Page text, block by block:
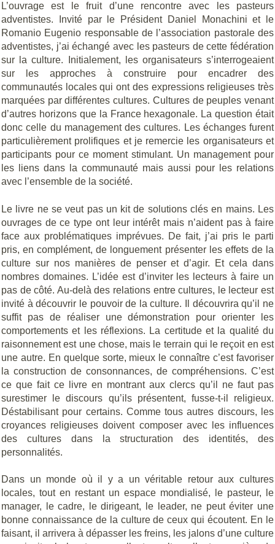
L’ouvrage est le fruit d’une rencontre avec les pasteurs
adventistes. Invité par le Président Daniel Monachini et le
Romanio Eugenio responsable de l’association pastorale des
adventistes, j’ai échangé avec les pasteurs de cette fédération
sur la culture. Initialement, les organisateurs s’interrogeaient
sur les approches à construire pour encadrer des
communautés locales qui ont des expressions religieuses très
marquées par différentes cultures. Cultures de peuples venant
d’autres horizons que la France hexagonale. La question était
donc celle du management des cultures. Les échanges furent
particulièrement prolifiques et je remercie les organisateurs et
participants pour ce moment stimulant. Un management pour
les liens dans la communauté mais aussi pour les relations
avec l’ensemble de la société.
Le livre ne se veut pas un kit de solutions clés en mains. Les
ouvrages de ce type ont leur intérêt mais n’aident pas à faire
face aux problématiques imprévues. De fait, j’ai pris le parti
pris, en complément, de longuement présenter les effets de la
culture sur nos manières de penser et d’agir. Et cela dans
nombres domaines. L’idée est d’inviter les lecteurs à faire un
pas de côté. Au-delà des relations entre cultures, le lecteur est
invité à découvrir le pouvoir de la culture. Il découvrira qu’il ne
suffit pas de réaliser une démonstration pour orienter les
comportements et les réflexions. La certitude et la qualité du
raisonnement est une chose, mais le terrain qui le reçoit en est
une autre. En quelque sorte, mieux le connaître c’est favoriser
la construction de consonnances, de compréhensions. C’est
ce que fait ce livre en montrant aux clercs qu’il ne faut pas
surestimer le discours qu’ils présentent, fusse-t-il religieux.
Déstabilisant pour certains. Comme tous autres discours, les
croyances religieuses doivent composer avec les influences
des cultures dans la structuration des identités, des
personnalités.
Dans un monde où il y a un véritable retour aux cultures
locales, tout en restant un espace mondialisé, le pasteur, le
manager, le cadre, le dirigeant, le leader, ne peut éviter une
bonne connaissance de la culture de ceux qui écoutent. En le
faisant, il arrivera à dépasser les freins, les jalons d’une culture